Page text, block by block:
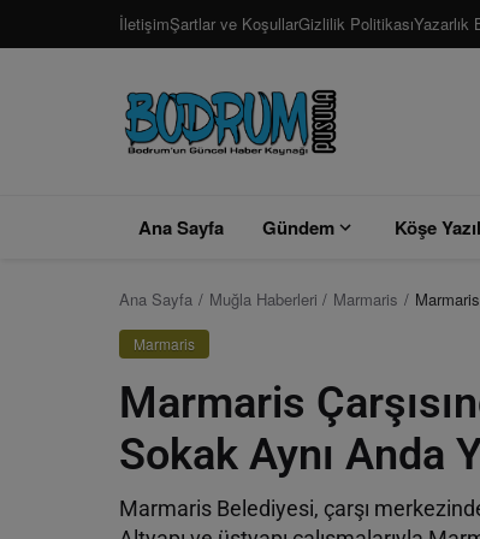
İletişimŞartlar ve KoşullarGizlilik PolitikasıYazarlık
Ana Sayfa Gündem Köşe
Ana Sayfa Muğla Haberleri Marmaris
Marmaris
Marmaris
Sokak Aynı Anda
Marmaris Belediyesi, çarşı